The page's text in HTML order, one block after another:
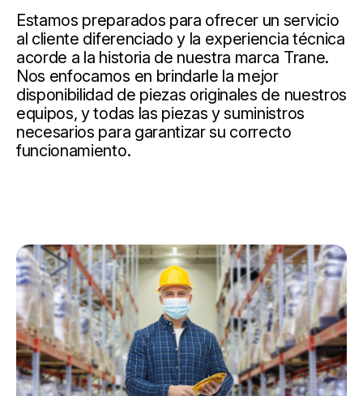
Estamos preparados para ofrecer un servicio
al cliente diferenciado y la experiencia técnica
acorde a la historia de nuestra marca Trane.
Nos enfocamos en brindarle la mejor
disponibilidad de piezas originales de nuestros
equipos, y todas las piezas y suministros
necesarios para garantizar su correcto
funcionamiento.